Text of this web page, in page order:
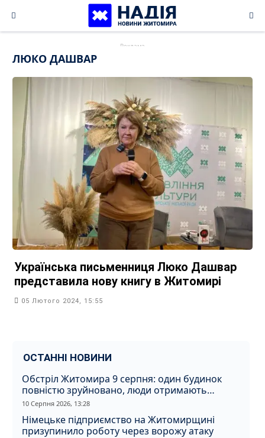
content
ЛЮКО ДАШВАР
Українська письменниця Люко Дашвар
представила нову книгу в Житомирі
05 Лютого 2024, 15:55
ОСТАННІ НОВИНИ
Обстріл Житомира 9 серпня: один будинок
повністю зруйновано, люди отримають
компенсацію
10 Серпня 2026, 13:28
Німецьке підприємство на Житомирщині
призупинило роботу через ворожу атаку